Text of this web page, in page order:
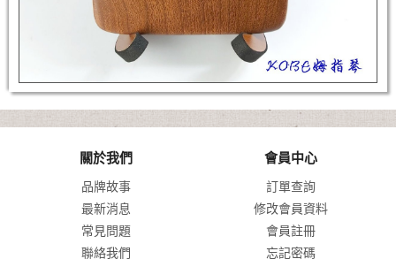
關於我們
品牌故事
最新消息
常見問題
聯絡我們
會員中心
訂單查詢
修改會員資料
會員註冊
忘記密碼